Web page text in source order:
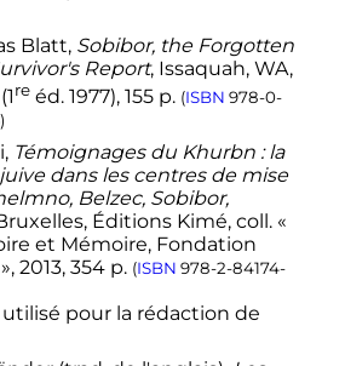
Langbein et Ruckerl 1984
Langbein et Ruckerl 1984,
Langbein et Ruckerl 1984
Langbein et Ruckerl 1984,
Langbein et Ruckerl 1984
de la Shoah
Langbein et Ruckerl
Blatt, Sobibor, the Forgotten
Report, Issaquah, WA,
1re éd.1977), 155 p. (ISBN 978-0-
)
Témoignages du Khurbn : la
dans les centres de mise
Belzec, Sobibor,
Éditions Kimé, coll.«
et Mémoire, Fondation
2013, 354 p. (ISBN 978-2-84174-